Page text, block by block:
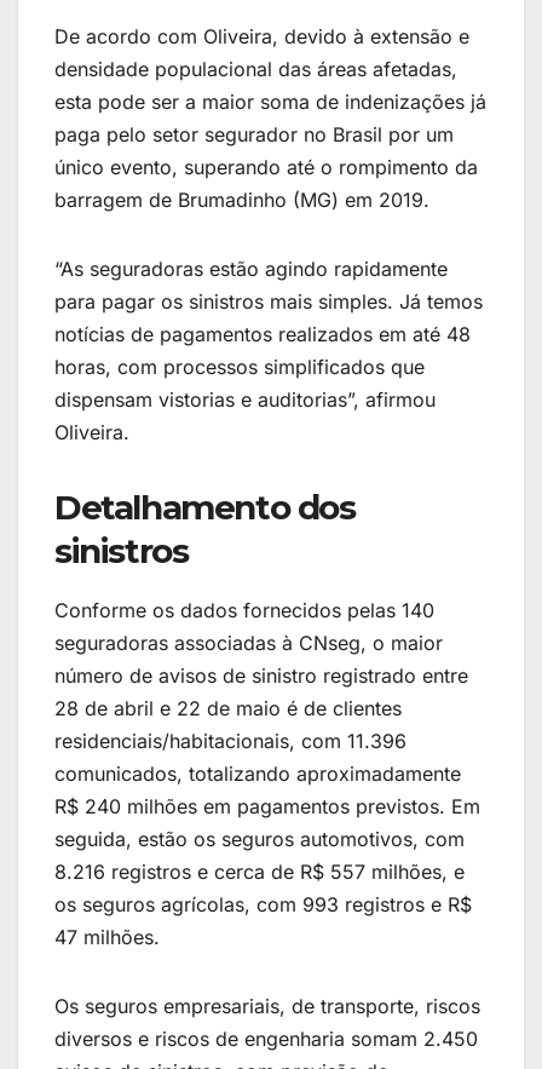
De acordo com Oliveira, devido à extensão e
densidade populacional das áreas afetadas,
esta pode ser a maior soma de indenizações já
paga pelo setor segurador no Brasil por um
único evento, superando até o rompimento da
barragem de Brumadinho (MG) em 2019.
“As seguradoras estão agindo rapidamente
para pagar os sinistros mais simples. Já temos
notícias de pagamentos realizados em até 48
horas, com processos simplificados que
dispensam vistorias e auditorias”, afirmou
Oliveira.
Detalhamento dos
sinistros
Conforme os dados fornecidos pelas 140
seguradoras associadas à CNseg, o maior
número de avisos de sinistro registrado entre
28 de abril e 22 de maio é de clientes
residenciais/habitacionais, com 11.396
comunicados, totalizando aproximadamente
R$ 240 milhões em pagamentos previstos. Em
seguida, estão os seguros automotivos, com
8.216 registros e cerca de R$ 557 milhões, e
os seguros agrícolas, com 993 registros e R$
47 milhões.
Os seguros empresariais, de transporte, riscos
diversos e riscos de engenharia somam 2.450